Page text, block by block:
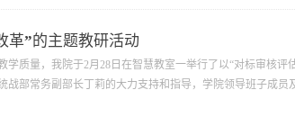
革”的主题教研活动
质量，我院于2月28日在智慧教室一举行了以“对标审核评
部常务副部长丁莉的大力支持和指导，学院领导班子成员